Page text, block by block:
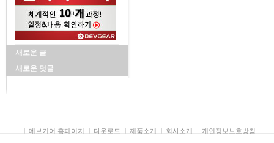
새로운 글
새로운 덧글
데브기어 홈페이지 다운로드 제품소개 회사소개 개인정보보호방침